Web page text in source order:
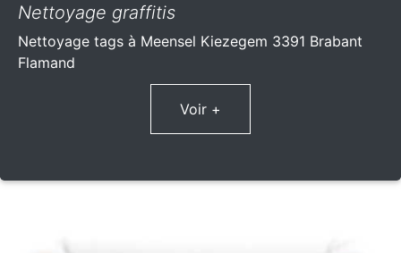
Nettoyage graffitis
Nettoyage tags à Meensel Kiezegem 3391 Brabant
Flamand
Voir +